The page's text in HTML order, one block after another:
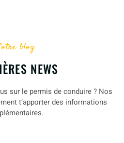
blog
NEWS
sur le permis de conduire ? Nos
t’apporter des informations